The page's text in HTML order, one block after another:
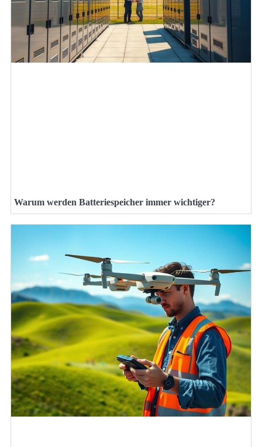
Warum werden Batteriespeicher immer wichtiger?